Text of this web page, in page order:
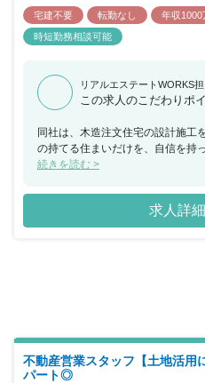
宅建不要 転勤なし
年収1000
時短勤務相談可能
リアルエステートWORKS
この求人のこだわりポ
同社は、木造注文住宅の設計施工
の持てる住まいだけを、自信を持
持った敏腕のハウスプランナーが
探しの段階から完成後のサポート
マン」で向き合うことにこだわっ
ーが最初から最後まで引き継ぎな
ッフが在籍しています。同社には
「みなもと会」があり、付き合い
リング大会などを通じて、定期的
続きを読む >
求人詳
不動産営業スタッフ【土地活用
パート◎